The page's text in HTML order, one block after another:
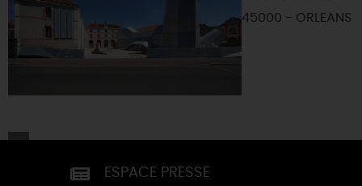
45000 - ORLEANS
ESPACE PRESSE